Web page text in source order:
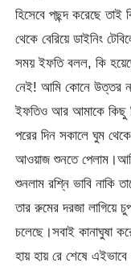
হিসেবে পছন্দ করেছে
থেকে বেরিয়ে ডাইনিং
সময় ইফতি বলল, কি
নেই! আমি কোনে উত্তর
ইফতিও আর আমাকে কিছু
পরের দিন সকালে ঘুম
আওয়াজ শুনতে
শুনলাম রশ্নি ভাবি নাকি
তার রুমের দরজা লাগিয়ে
চলেছে।সবাই কানাঘুষা
হায় হায় রে শেষে